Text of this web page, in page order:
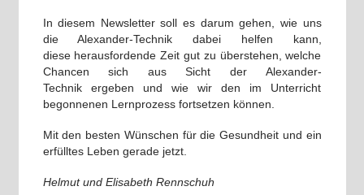
In diesem Newsletter soll es darum gehen, wie uns
die Alexander-Technik dabei helfen kann,
diese herausfordende Zeit gut zu überstehen, welche
Chancen sich aus Sicht der Alexander-
Technik ergeben und wie wir den im Unterricht
begonnenen Lernprozess fortsetzen können.
Mit den besten Wünschen für die Gesundheit und ein
erfülltes Leben gerade jetzt.
Helmut und Elisabeth Rennschuh